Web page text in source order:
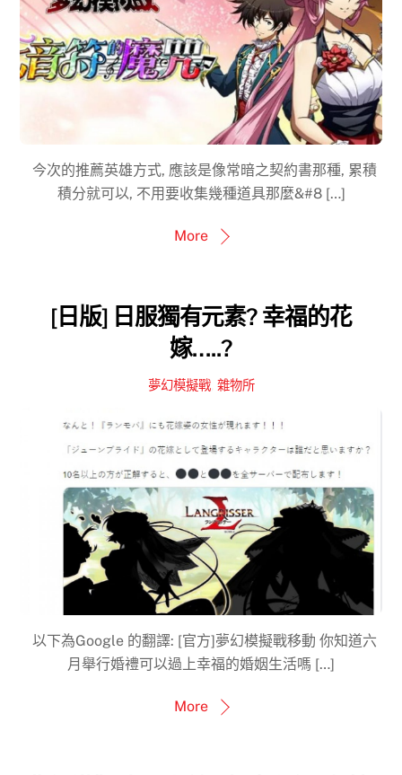
今次的推薦英雄方式, 應該是像常暗之契約書那種, 累積
積分就可以, 不用要收集幾種道具那麼&#8 […]
More
[日版] 日服獨有元素? 幸福的花
嫁…..?
夢幻模擬戰, 雜物所
以下為Google 的翻譯: [官方]夢幻模擬戰移動 你知道六
月舉行婚禮可以過上幸福的婚姻生活嗎 […]
More